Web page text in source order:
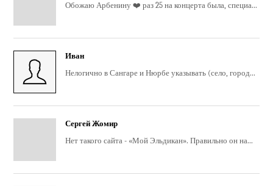
Обожаю Арбенину ❤️ раз 25 на концерта была, специа...
Иван
Нелогично в Сангаре и Нюрбе указывать (село, город...
Сергей Жомир
Нет такого сайта - «Мой Эльдикан». Правильно он на...